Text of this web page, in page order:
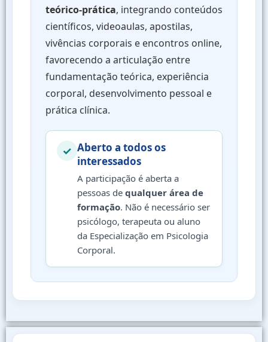
teórico-prática, integrando conteúdos
científicos, videoaulas, apostilas,
vivências corporais e encontros online,
favorecendo a articulação entre
fundamentação teórica, experiência
corporal, desenvolvimento pessoal e
prática clínica.
✓ Aberto a todos os
interessados
A participação é aberta a
pessoas de qualquer área de
formação. Não é necessário ser
psicólogo, terapeuta ou aluno
da Especialização em Psicologia
Corporal.